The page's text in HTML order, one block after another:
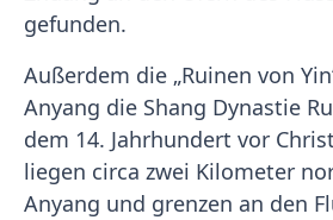
gefunden.
Außerdem die „Ruinen von
Anyang die Shang Dynastie
dem 14. Jahrhundert vor
liegen circa zwei Kilometer
Anyang und grenzen an den